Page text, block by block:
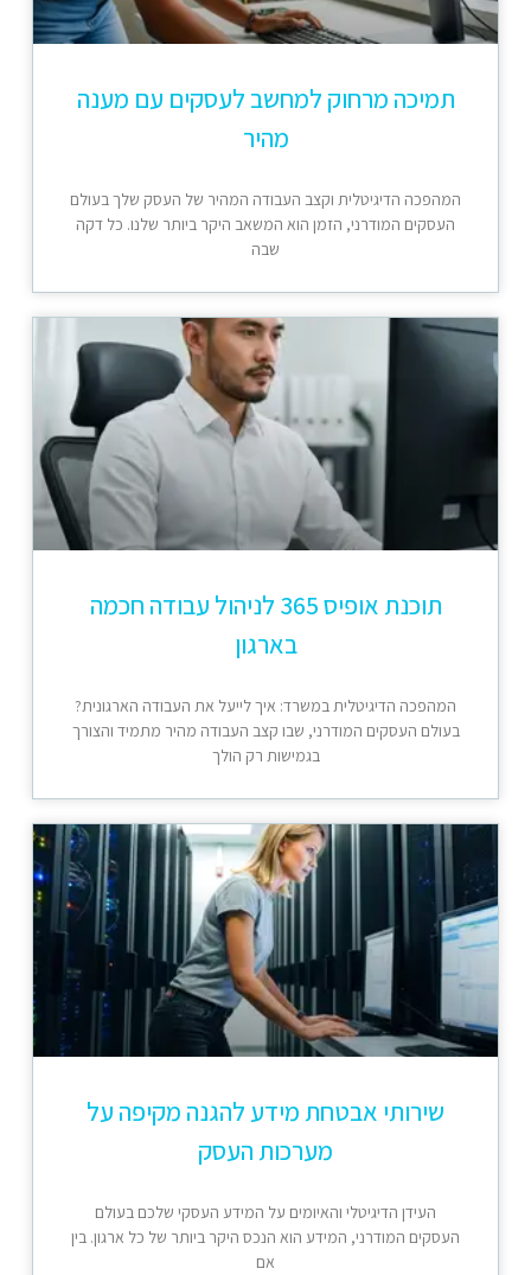
תמיכה מרחוק למחשב לעסקים עם מענה
מהיר
המהפכה הדיגיטלית וקצב העבודה המהיר של העסק שלך בעולם
העסקים המודרני, הזמן הוא המשאב היקר ביותר שלנו. כל דקה
שבה
תוכנת אופיס 365 לניהול עבודה חכמה
בארגון
המהפכה הדיגיטלית במשרד: איך לייעל את העבודה הארגונית?
בעולם העסקים המודרני, שבו קצב העבודה מהיר מתמיד והצורך
בגמישות רק הולך
שירותי אבטחת מידע להגנה מקיפה על
מערכות העסק
העידן הדיגיטלי והאיומים על המידע העסקי שלכם בעולם
העסקים המודרני, המידע הוא הנכס היקר ביותר של כל ארגון. בין
אם